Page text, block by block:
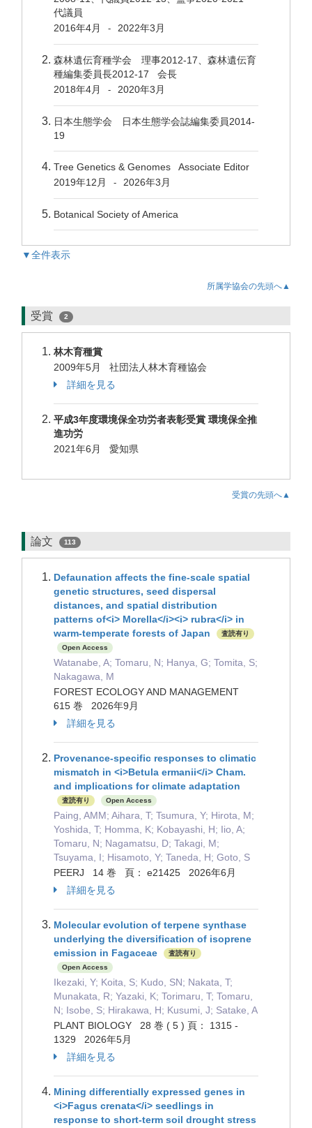
代議員
2016年4月
- 2022年3月
森林遺伝育種学会 理事2012-17、森林遺伝育
種編集委員長2012-17 会長
2018年4月
- 2020年3月
日本生態学会 日本生態学会誌編集委員2014-
19
Tree Genetics & Genomes Associate Editor
2019年12月
- 2026年3月
Botanical Society of America
▼全件表示
所属学協会の先頭へ▲
受賞 2
林木育種賞
2009年5月 社団法人林木育種協会
詳細を見る
平成3年度環境保全功労者表彰受賞 環境保全推
進功労
2021年6月 愛知県
受賞の先頭へ▲
論文 113
Defaunation affects the fine-scale spatial
genetic structures, seed dispersal
distances, and spatial distribution
patterns of<i> Morella</i><i> rubra</i> in
warm-temperate forests of Japan
査読有り
Open Access
Watanabe, A; Tomaru, N; Hanya, G; Tomita, S;
Nakagawa, M
FOREST ECOLOGY AND MANAGEMENT
615 巻 2026年9月
詳細を見る
Provenance-specific responses to climatic
mismatch in <i>Betula ermanii</i> Cham.
and implications for climate adaptation
査読有り Open Access
Paing, AMM; Aihara, T; Tsumura, Y; Hirota, M;
Yoshida, T; Homma, K; Kobayashi, H; Iio, A;
Tomaru, N; Nagamatsu, D; Takagi, M;
Tsuyama, I; Hisamoto, Y; Taneda, H; Goto, S
PEERJ 14 巻 頁： e21425 2026年6月
詳細を見る
Molecular evolution of terpene synthase
underlying the diversification of isoprene
emission in Fagaceae
査読有り
Open Access
Ikezaki, Y; Koita, S; Kudo, SN; Nakata, T;
Munakata, R; Yazaki, K; Torimaru, T; Tomaru,
N; Isobe, S; Hirakawa, H; Kusumi, J; Satake, A
PLANT BIOLOGY 28 巻 ( 5 ) 頁： 1315 -
1329 2026年5月
詳細を見る
Mining differentially expressed genes in
<i>Fagus crenata</i> seedlings in
response to short-term soil drought stress